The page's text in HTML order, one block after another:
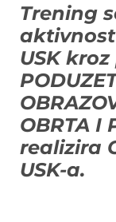
Trening
USK
OBRTA I
realizira
USK-a.